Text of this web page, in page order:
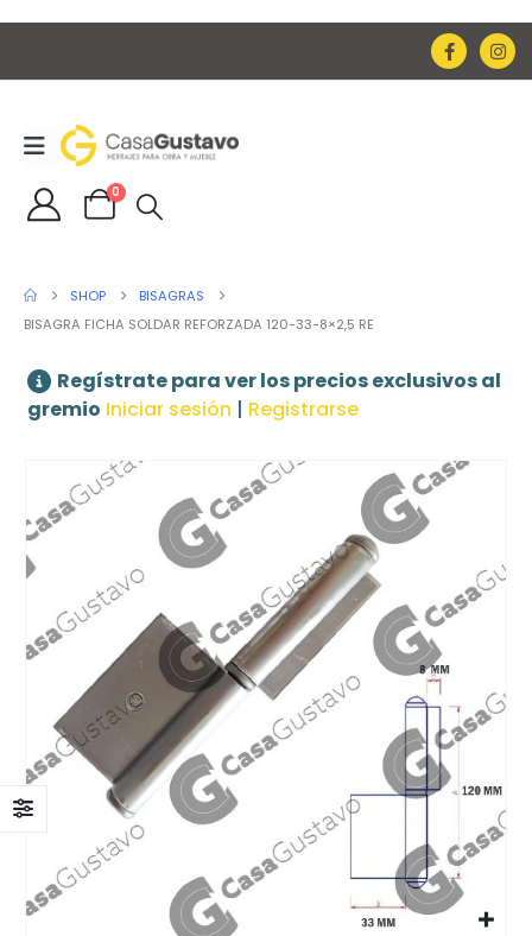
0
SHOP
BISAGRAS
BISAGRA FICHA SOLDAR REFORZADA 120-33-8×2,5 RE
Regístrate para ver los precios exclusivos al
gremio Iniciar sesión | Registrarse